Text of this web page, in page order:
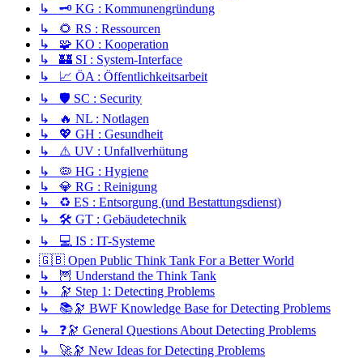
↳ 🗝️ KG : Kommunengründung
↳ 🌻 RS : Ressourcen
↳ 🧩 KO : Kooperation
↳ 🏰 SI : System-Interface
↳ 📈 ÖA : Öffentlichkeitsarbeit
↳ 🛡️ SC : Security
↳ 🔥 NL : Notlagen
↳ 💖 GH : Gesundheit
↳ ⚠️ UV : Unfallverhütung
↳ 🦠 HG : Hygiene
↳ 💎 RG : Reinigung
↳ ♻️ ES : Entsorgung (und Bestattungsdienst)
↳ 🛠️ GT : Gebäudetechnik
↳ 💻 IS : IT-Systeme
🇬🇧 Open Public Think Tank For a Better World
↳ 🦉 Understand the Think Tank
↳ 🔭 Step 1: Detecting Problems
↳ 📚🔭 BWF Knowledge Base for Detecting Problems
↳ ❓🔭 General Questions About Detecting Problems
↳ 🚀🔭 New Ideas for Detecting Problems